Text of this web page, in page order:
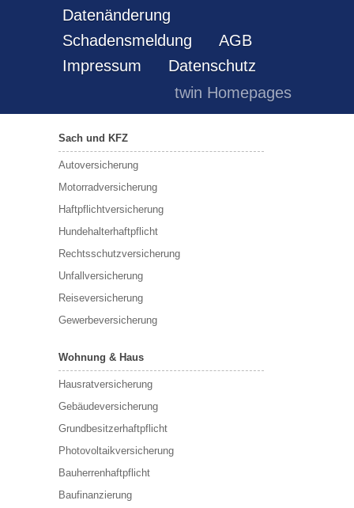
Datenänderung
Schadensmeldung
AGB
Impressum
Datenschutz
twin Homepages
Sach und KFZ
Autoversicherung
Motorradversicherung
Haftpflichtversicherung
Hundehalterhaftpflicht
Rechtsschutzversicherung
Unfallversicherung
Reiseversicherung
Gewerbeversicherung
Wohnung & Haus
Hausratversicherung
Gebäudeversicherung
Grundbesitzerhaftpflicht
Photovoltaikversicherung
Bauherrenhaftpflicht
Baufinanzierung